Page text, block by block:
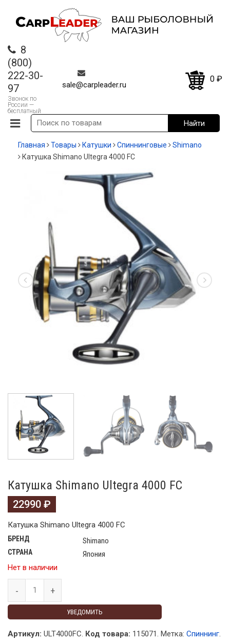
8
(800)
222-30-
97
Звонок по
России —
бесплатный
sale@carpleader.ru
0 ₽
Главная Товары Катушки Спиннинговые
Shimano
Катушка Shimano Ultegra 4000 FC
Катушка Shimano Ultegra 4000 FC
22990 ₽
Катушка Shimano Ultegra 4000 FC
БРЕНД Shimano
СТРАНА
Япония
Нет в наличии
УВЕДОМИТЬ
Артикул: ULT4000FC. Код товара: 115071. Метка: Спиннинг.